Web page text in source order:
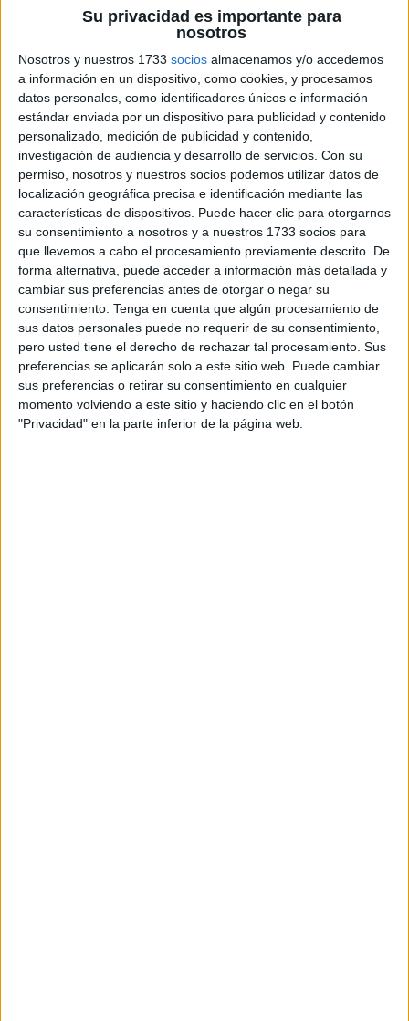
Su privacidad es importante para
nosotros
Nosotros y nuestros 1733 socios almacenamos y/o accedemos
a información en un dispositivo, como cookies, y procesamos
datos personales, como identificadores únicos e información
estándar enviada por un dispositivo para publicidad y contenido
personalizado, medición de publicidad y contenido,
investigación de audiencia y desarrollo de servicios. Con su
permiso, nosotros y nuestros socios podemos utilizar datos de
localización geográfica precisa e identificación mediante las
características de dispositivos. Puede hacer clic para otorgarnos
su consentimiento a nosotros y a nuestros 1733 socios para
que llevemos a cabo el procesamiento previamente descrito. De
forma alternativa, puede acceder a información más detallada y
cambiar sus preferencias antes de otorgar o negar su
consentimiento. Tenga en cuenta que algún procesamiento de
sus datos personales puede no requerir de su consentimiento,
pero usted tiene el derecho de rechazar tal procesamiento. Sus
preferencias se aplicarán solo a este sitio web. Puede cambiar
sus preferencias o retirar su consentimiento en cualquier
momento volviendo a este sitio y haciendo clic en el botón
"Privacidad" en la parte inferior de la página web.
efectiva de apoyar el desarrollo de habilidades de lectura
temprana en Infantil y primeros cursos de Primaria
Este recurso, además, es especialmente útil para
estudiantes que enfrentan dificultades con
lalectoescritura. La práctica repetitiva y estructurada
con sílabas y palabras ayuda a mejorar la decodificación
y el reconocimiento de patrones fonológicos, lo que
facilita la superación de barreras en la lectura.